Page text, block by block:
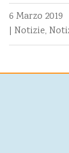
6 Marzo 2019
| Notizie,